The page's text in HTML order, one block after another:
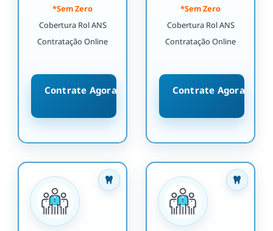
*Sem Zero
Cobertura Rol ANS
Contratação Online
Contrate Agora
*Sem Zero
Cobertura Rol ANS
Contratação Online
Contrate Agora